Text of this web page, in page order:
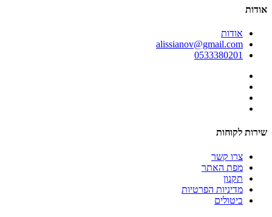
אודות
אודות
alissianov@gmail.com
0533380201
שירות לקוחות
צרו קשר
מפת האתר
תקנון
מדיניות הפרטיות
ביטולים